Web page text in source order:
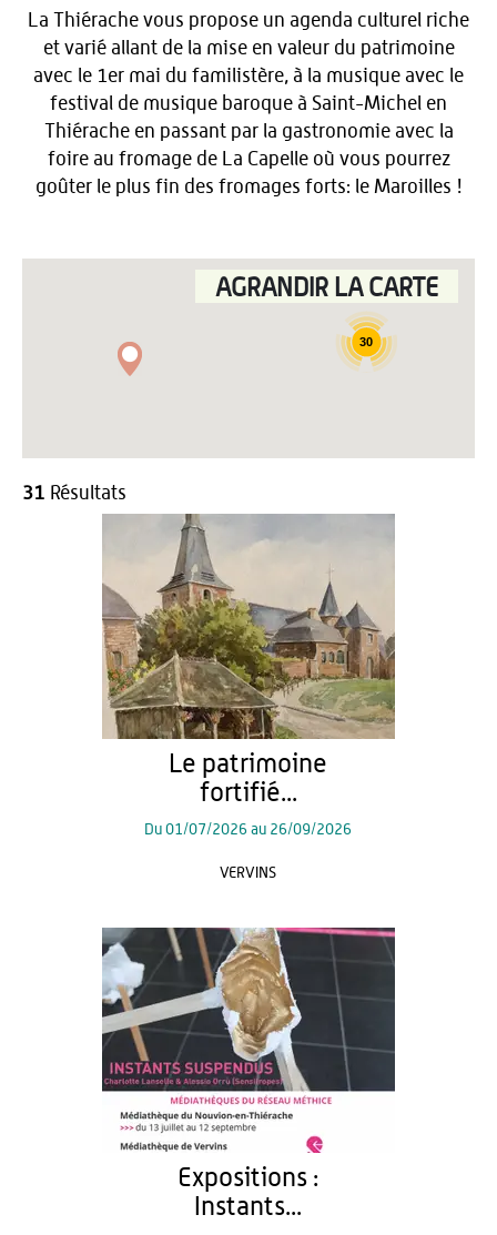
La Thiérache vous propose un agenda culturel riche
et varié allant de la mise en valeur du patrimoine
avec le 1er mai du familistère, à la musique avec le
festival de musique baroque à Saint-Michel en
Thiérache en passant par la gastronomie avec la
foire au fromage de La Capelle où vous pourrez
goûter le plus fin des fromages forts: le Maroilles !
30
AGRANDIR LA CARTE
31 Résultats
Le patrimoine
fortifié...
Du01/07/2026 au 26/09/2026
VERVINS
Expositions :
Instants...